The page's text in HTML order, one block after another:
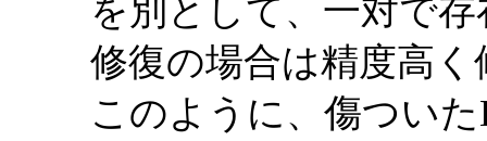
を別として、一対で
修復の場合は精度高
このように、傷つい